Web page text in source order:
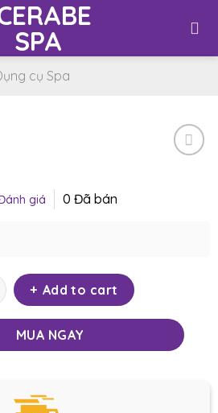
cụ Spa
giá 0 Đã bán
quantity
Add to cart
MUA NGAY